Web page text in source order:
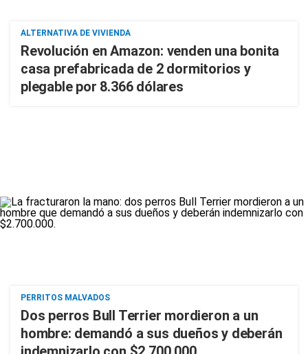
ALTERNATIVA DE VIVIENDA
Revolución en Amazon: venden una bonita
casa prefabricada de 2 dormitorios y
plegable por 8.366 dólares
PERRITOS MALVADOS
Dos perros Bull Terrier mordieron a un
hombre: demandó a sus dueños y deberán